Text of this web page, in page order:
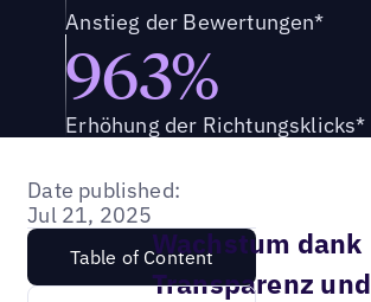
Anstieg der Bewertungen*
963%
Erhöhung der Richtungsklicks*
Date published:
Jul 21, 2025
Table of ContentWachstum dank
Transparenz und